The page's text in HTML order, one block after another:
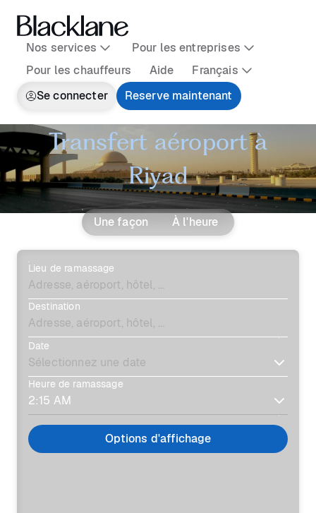
Nos services
Pour les entreprises
Pour les chauffeurs
Aide
Français
Se connecter
Reserve maintenant
Transfert aéroport à
Riyad
Une façon À l'heure
Lieu de ramassage
Destination
Date
Heure de ramassage
Options d'affichage